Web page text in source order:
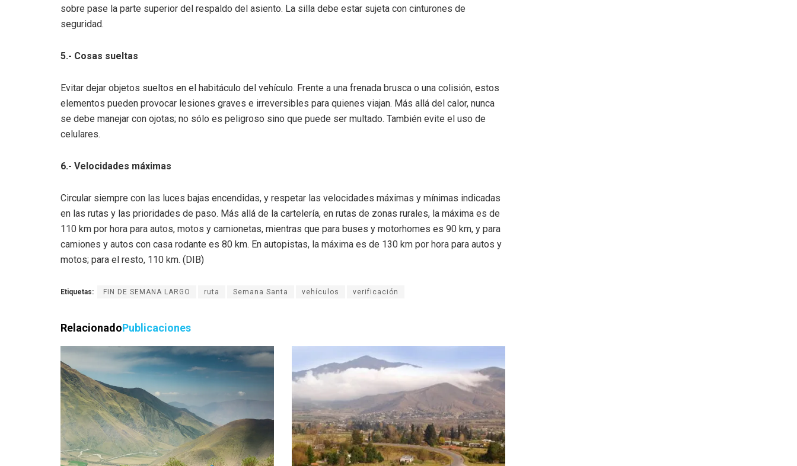
sobre pase la parte superior del respaldo del asiento. La silla debe estar sujeta con cinturones de
seguridad.
5.- Cosas sueltas
Evitar dejar objetos sueltos en el habitáculo del vehículo. Frente a una frenada brusca o una colisión, estos
elementos pueden provocar lesiones graves e irreversibles para quienes viajan. Más allá del calor, nunca
se debe manejar con ojotas; no sólo es peligroso sino que puede ser multado. También evite el uso de
celulares.
6.- Velocidades máximas
Circular siempre con las luces bajas encendidas, y respetar las velocidades máximas y mínimas indicadas
en las rutas y las prioridades de paso. Más allá de la cartelería, en rutas de zonas rurales, la máxima es de
110 km por hora para autos, motos y camionetas, mientras que para buses y motorhomes es 90 km, y para
camiones y autos con casa rodante es 80 km. En autopistas, la máxima es de 130 km por hora para autos y
motos; para el resto, 110 km. (DIB)
Etiquetas: FIN DE SEMANA LARGO ruta Semana Santa vehículos verificación
RelacionadoPublicaciones